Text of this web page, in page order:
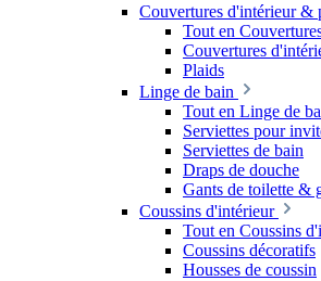
Couvertures d'intérieur &
Tout en
Couvertures
Plaids
Linge de bain
Tout en Linge de
Serviettes pour
Serviettes de bain
Draps de douche
Gants de toilette &
Coussins d'intérieur
Tout en Coussins
Coussins décoratifs
Housses de coussin